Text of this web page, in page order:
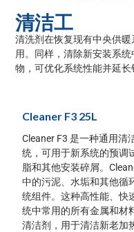
清洁工
清洗剂在恢复现有中央供
用。同样，清除新安装系
物，可优化系统性能并延长
Cleaner F3 25L
Cleaner F3 是一种通用清
统，可用于新系统的预调
脂和其他安装碎屑。
中的污泥、水垢和其他循
统组件。这种高性能、快
统中常用的所有金属和材
清洁剂，用于清洁新老加